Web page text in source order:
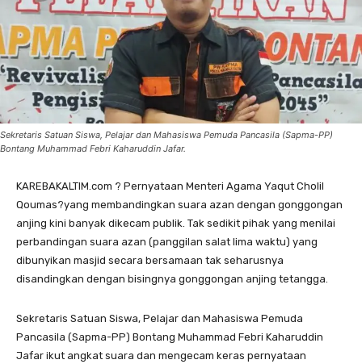
Sekretaris Satuan Siswa, Pelajar dan Mahasiswa Pemuda Pancasila (Sapma-PP)
Bontang Muhammad Febri Kaharuddin Jafar.
KAREBAKALTIM.com ? Pernyataan Menteri Agama Yaqut Cholil
Qoumas?yang membandingkan suara azan dengan gonggongan
anjing kini banyak dikecam publik. Tak sedikit pihak yang menilai
perbandingan suara azan (panggilan salat lima waktu) yang
dibunyikan masjid secara bersamaan tak seharusnya
disandingkan dengan bisingnya gonggongan anjing tetangga.
Sekretaris Satuan Siswa, Pelajar dan Mahasiswa Pemuda
Pancasila (Sapma-PP) Bontang Muhammad Febri Kaharuddin
Jafar ikut angkat suara dan mengecam keras pernyataan